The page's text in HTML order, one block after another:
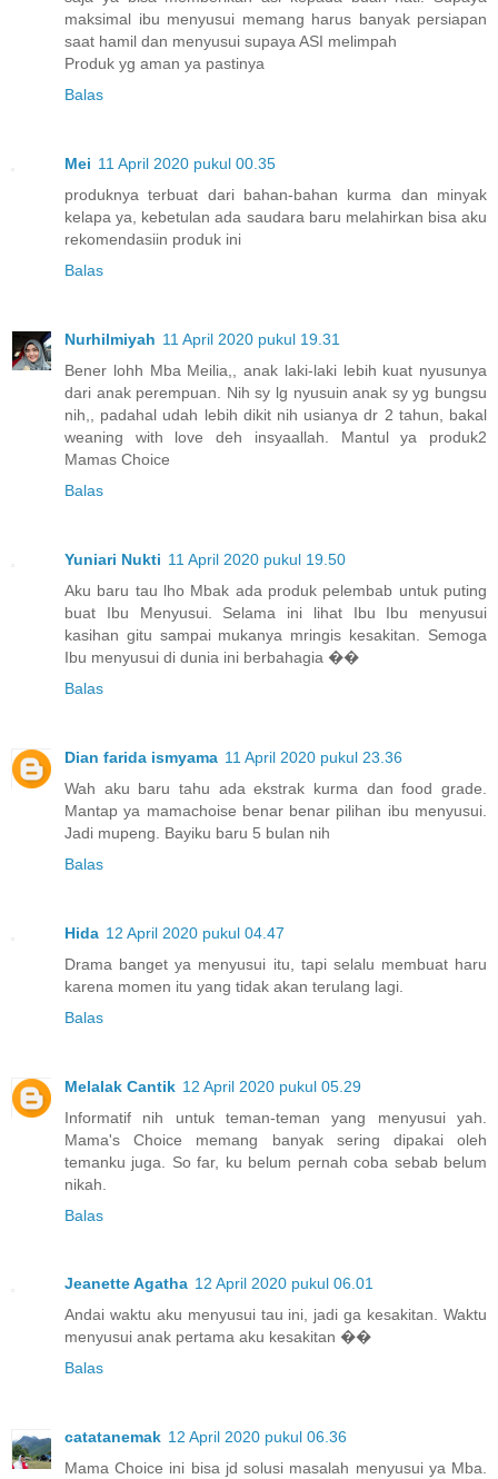
maksimal ibu menyusui memang harus banyak persiapan
saat hamil dan menyusui supaya ASI melimpah
Produk yg aman ya pastinya
Balas
Mei 11 April 2020 pukul 00.35
produknya terbuat dari bahan-bahan kurma dan minyak
kelapa ya, kebetulan ada saudara baru melahirkan bisa aku
rekomendasiin produk ini
Balas
Nurhilmiyah 11 April 2020 pukul 19.31
Bener lohh Mba Meilia,, anak laki-laki lebih kuat nyusunya
dari anak perempuan. Nih sy lg nyusuin anak sy yg bungsu
nih,, padahal udah lebih dikit nih usianya dr 2 tahun, bakal
weaning with love deh insyaallah. Mantul ya produk2
Mamas Choice
Balas
Yuniari Nukti 11 April 2020 pukul 19.50
Aku baru tau lho Mbak ada produk pelembab untuk puting
buat Ibu Menyusui. Selama ini lihat Ibu Ibu menyusui
kasihan gitu sampai mukanya mringis kesakitan. Semoga
Ibu menyusui di dunia ini berbahagia ��
Balas
Dian farida ismyama 11 April 2020 pukul 23.36
Wah aku baru tahu ada ekstrak kurma dan food grade.
Mantap ya mamachoise benar benar pilihan ibu menyusui.
Jadi mupeng. Bayiku baru 5 bulan nih
Balas
Hida 12 April 2020 pukul 04.47
Drama banget ya menyusui itu, tapi selalu membuat haru
karena momen itu yang tidak akan terulang lagi.
Balas
Melalak Cantik 12 April 2020 pukul 05.29
Informatif nih untuk teman-teman yang menyusui yah.
Mama's Choice memang banyak sering dipakai oleh
temanku juga. So far, ku belum pernah coba sebab belum
nikah.
Balas
Jeanette Agatha 12 April 2020 pukul 06.01
Andai waktu aku menyusui tau ini, jadi ga kesakitan. Waktu
menyusui anak pertama aku kesakitan ��
Balas
catatanemak 12 April 2020 pukul 06.36
Mama Choice ini bisa jd solusi masalah menyusui ya Mba.